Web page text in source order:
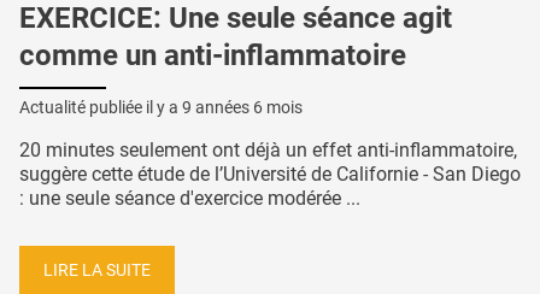
EXERCICE: Une seule séance agit
comme un anti-inflammatoire
Actualité publiée il y a 9 années 6 mois
20 minutes seulement ont déjà un effet anti-inflammatoire,
suggère cette étude de l’Université de Californie - San Diego
: une seule séance d'exercice modérée ...
LIRE LA SUITE